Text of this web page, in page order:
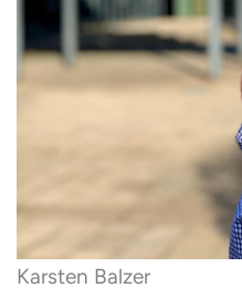
Karsten Balzer